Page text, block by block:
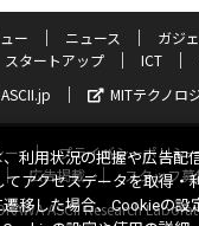
ー ニュース ガジ
スタートアップ ICT
ASCII.jp
MITテクノロ
ー プライバシーポリシー
広告掲載 スタッフ募
ASCII Research
利用状況の把握や広告配
アクセスデータを取得・
移した場合、Cookieの設